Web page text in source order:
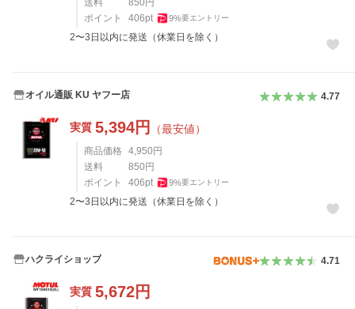
送料
850 円
ポイント
406pt 9%要エントリー
2〜3日以内に発送（休業日を除く）
オイル通販 KU ヤフー店 4.77
実質 5,394円 （最安値）
商品価格 4,950 円
送料
850 円
ポイント
406pt 9%要エントリー
2〜3日以内に発送（休業日を除く）
ハクライショップ 4.71
実質 5,672円